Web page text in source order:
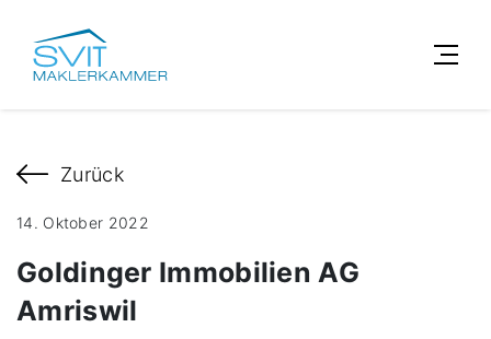
Zurück
14. Oktober 2022
Goldinger Immobilien AG
Amriswil